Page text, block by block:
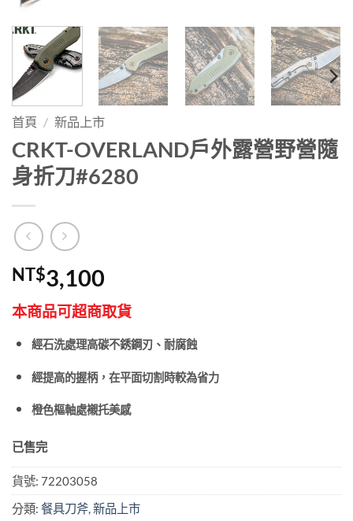
首頁 / 新品上市
CRKT-OVERLAND戶外露營野營隨
身折刀#6280
NT$3,100
本商品可超商取貨
經石洗處理高碳不銹鋼刃、耐腐蝕
經提高的握柄，在平面切割時較為省力
橙色樞軸處襯托美感
已售完
貨號: 72203058
分類: 餐具刀斧,新品上市